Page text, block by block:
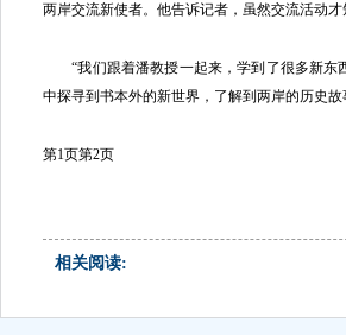
两岸交流新使者。他告诉记者，虽然交流活动
“我们跟着潘教授一起来，学到了很多新东
中探寻到书本外的新世界，了解到两岸的历史
第1页第2页
相关阅读: